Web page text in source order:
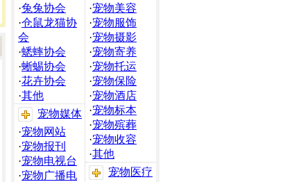
·兔兔协会
·仓鼠龙猫协
会
·蟋蟀协会
·蜥蜴协会
·花卉协会
·其他
宠物媒体
·宠物网站
·宠物报刊
·宠物电视台
·宠物广播电
·宠物美容
·宠物服饰
·宠物摄影
·宠物寄养
·宠物托运
·宠物保险
·宠物酒店
·宠物标本
·宠物殡葬
·宠物收容
·其他
宠物医疗